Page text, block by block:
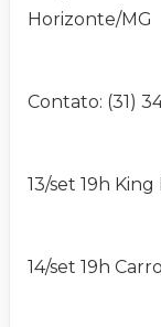
Horizonte/MG
Contato: (31)
13/set 19h
14/set 19h